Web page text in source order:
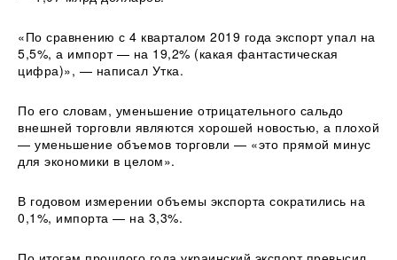
«По сравнению с 4 кварталом 2019 года экспорт упал на
5,5%, а импорт — на 19,2% (какая фантастическая
цифра)», — написал Утка.
По его словам, уменьшение отрицательного сальдо
внешней торговли являются хорошей новостью, а плохой
— уменьшение объемов торговли — «это прямой минус
для экономики в целом».
В годовом измерении объемы экспорта сократились на
0,1%, импорта — на 3,3%.